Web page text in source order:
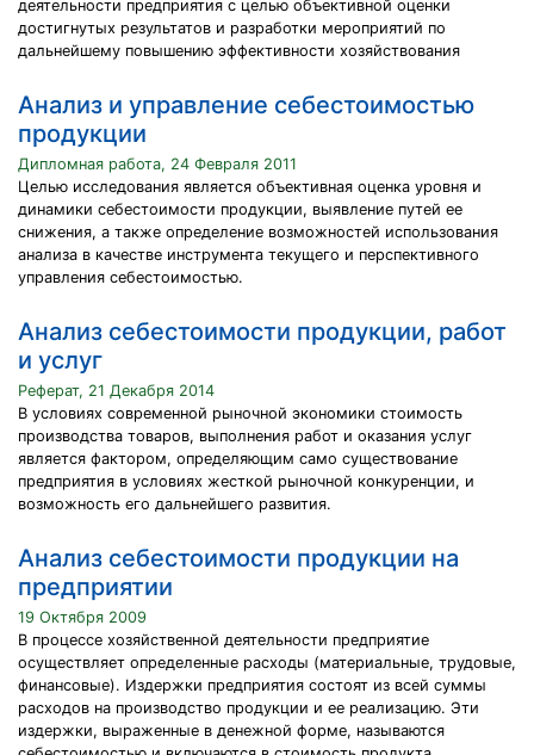
деятельности предприятия с целью объективной оценки
достигнутых результатов и разработки мероприятий по
дальнейшему повышению эффективности хозяйствования
Анализ и управление себестоимостью
продукции
Дипломная работа, 24 Февраля 2011
Целью исследования является объективная оценка уровня и
динамики себестоимости продукции, выявление путей ее
снижения, а также определение возможностей использования
анализа в качестве инструмента текущего и перспективного
управления себестоимостью.
Анализ себестоимости продукции, работ
и услуг
Реферат, 21 Декабря 2014
В условиях современной рыночной экономики стоимость
производства товаров, выполнения работ и оказания услуг
является фактором, определяющим само существование
предприятия в условиях жесткой рыночной конкуренции, и
возможность его дальнейшего развития.
Анализ себестоимости продукции на
предприятии
19 Октября 2009
В процессе хозяйственной деятельности предприятие
осуществляет определенные расходы (материальные, трудовые,
финансовые). Издержки предприятия состоят из всей суммы
расходов на производство продукции и ее реализацию. Эти
издержки, выраженные в денежной форме, называются